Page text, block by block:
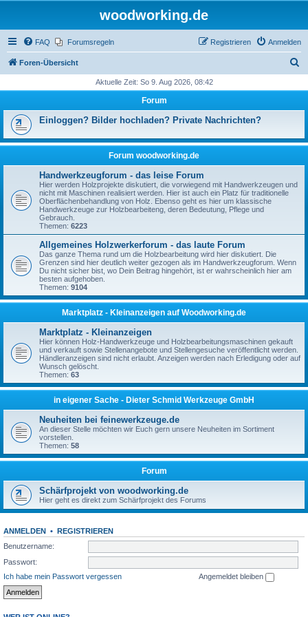
woodworking.de
FAQ Forumsregeln Anmelden
Registrieren
Foren-Übersicht
h
Aktuelle Zeit: So 9. Aug 2026, 08:42
Forum
Einloggen? Bilder hochladen? Private Nachrichten?
Forum woodworking.de
Handwerkzeugforum - das leise Forum
Hier werden Holzprojekte diskutiert, die vorwiegend mit Handwerkzeugen und
nicht mit Maschinen realisiert werden. Hier ist auch ein Platz für traditionelle
Oberflächenbehandlung von Holz. Ebenso geht es hier um klassische
Handwerkzeuge zur Holzbearbeiteng, deren Bedeutung, Pflege und
Gebrauch.
Themen: 6223
Allgemeines Holzwerkerforum - das laute Forum
Das ganze Thema rund um die Holzbearbeitung wird hier diskutiert. Die
Grenzen sind hier deutlich weiter gezogen als im Handwerkzeugforum. Wenn
Du nicht sicher bist, wo Dein Beitrag hingehört, ist er wahrscheinlich hier am
besten aufgehoben.
Themen: 9104
Marktplatz - Kleinanzeigen auf Woodworking.de
Marktplatz - Kleinanzeigen
Hier können Holz-Handwerkzeuge und Holzbearbeitungsmaschinen gekauft
und verkauft sowie Stellenangebote und Stellengesuche veröffentlicht werden.
Händleranzeigen sind nicht erlaubt. Anzeigen werden nach Erledigung oder auf
Wunsch gelöscht.
Themen: 63
in eigener Sache - Dieter Schmid Werkzeuge GmbH
Neuheiten bei feinewerkzeuge.de
An dieser Stelle möchten wir Euch gern unsere Neuheiten im Sortiment
vorstellen.
Themen: 58
Forum
Schärfprojekt von woodworking.de
Hier geht es direkt zum Schärfprojekt des Forums
ANMELDEN • REGISTRIEREN
Benutzername:
Passwort:
Ich habe mein Passwort vergessen
Angemeldet bleiben